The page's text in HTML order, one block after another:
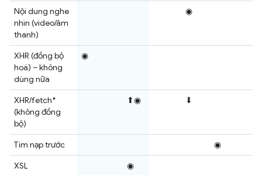
Nội dung nghe
nhìn (video/âm
thanh)
◉
XHR (đồng bộ
hoá) – không
dùng nữa
◉
XHR/fetch*
(không đồng
bộ)
⬆◉ ⬇
Tìm nạp trước
◉
XSL
◉